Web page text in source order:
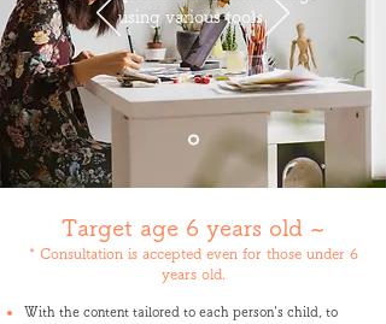
using various tools.
Target age 6 years old ~
* Consultation is accepted even for those under 6
years old.
With the content tailored to each person's child, to